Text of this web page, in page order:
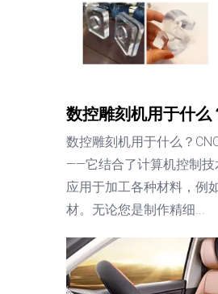
数控雕刻机用于什么
数控雕刻机用于什么？
——它结合了计算机控制技
应用于加工各种材料，例
材。无论您是制作精细...